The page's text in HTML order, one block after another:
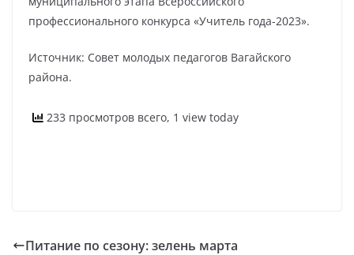
профессионального конкурса «Учитель года-2023».
Источник: Совет молодых педагогов Вагайского
района.
233 просмотров всего, 1 view today
Питание по сезону: зелень марта